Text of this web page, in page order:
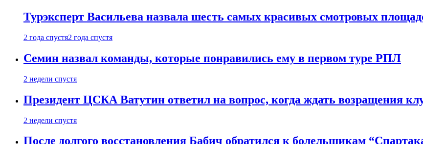
Турэксперт Васильева назвала шесть самых красивых смотровых
2 года спустя2 года спустя
Семин назвал команды, которые понравились ему в первом туре РПЛ
2 недели спустя
Президент ЦСКА Ватутин ответил на вопрос, когда ждать возращения
2 недели спустя
После долгого восстановления Бабич обратился к болельщикам